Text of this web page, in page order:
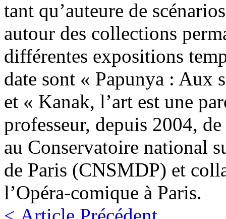
tant qu’auteure de
autour des collections
différentes expositions
date sont « Papunya : Aux
et « Kanak, l’art est une
professeur, depuis 2004,
au Conservatoire national
de Paris (CNSMDP) et
l’Opéra-comique à Paris.